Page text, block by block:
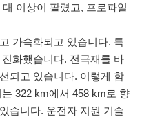
이상이 팔렸고, 프로파일
가속화되고 있습니다. 특
화했습니다. 전극재를 바
되고 있습니다. 이렇게 함
322 km에서 458 km로 향
습니다. 운전자 지원 기술